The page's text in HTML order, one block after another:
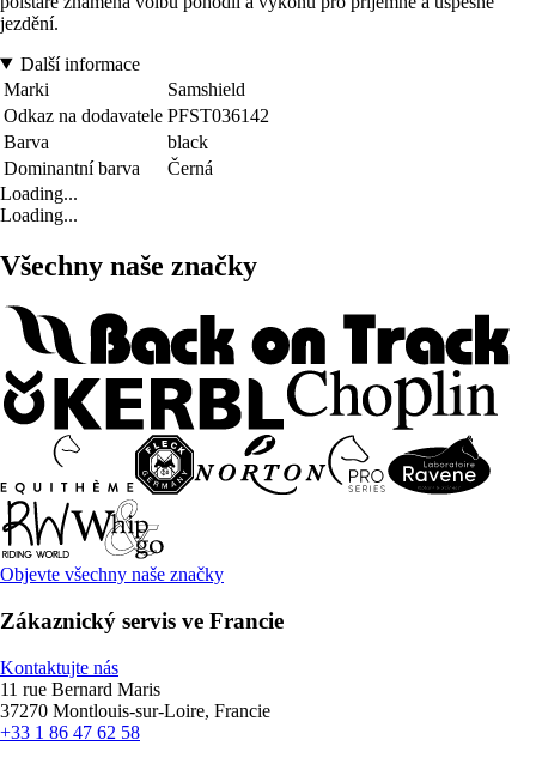
jezdění.
Další informace
Marki
Samshield
Odkaz na dodavatele PFST036142
Barva
black
Dominantní barva
Černá
Loading...
Loading...
Všechny naše značky
Objevte všechny naše značky
Zákaznický servis ve Francie
Kontaktujte nás
11 rue Bernard Maris
37270 Montlouis-sur-Loire, Francie
+33 1 86 47 62 58